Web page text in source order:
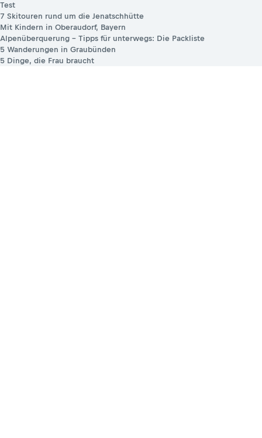
Test
7 Skitouren rund um die Jenatschhütte
Mit Kindern in Oberaudorf, Bayern
Alpenüberquerung – Tipps für unterwegs: Die Packliste
5 Wanderungen in Graubünden
5 Dinge, die Frau braucht